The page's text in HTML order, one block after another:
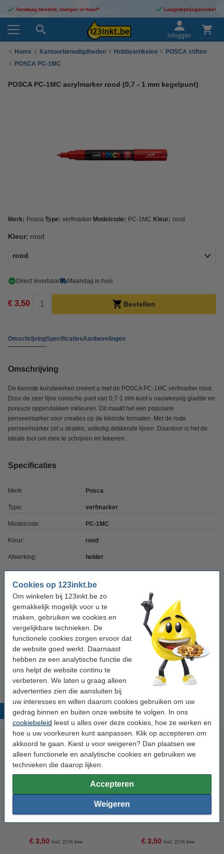
Cookies op 123inkt.be
Om winkelen bij 123inkt.be zo
gemakkelijk mogelijk voor u te
maken, gebruiken we cookies en
vergelijkbare technieken. De
functionele cookies zorgen ervoor dat
de website goed werkt. Daarnaast
hebben ze een analytische functie die
ons helpt de website continu te
verbeteren. We laten u graag alleen
advertenties zien die aansluiten bij
uw interesses en willen daarom cookies gebruiken om uw
gedrag binnen en buiten onze website te volgen. In ons
cookiebeleid leest u alles over deze cookies, hoe ze werken en
hoe u uw voorkeuren kunt aanpassen. Klik op accepteren om
akkoord te gaan. Kiest u voor weigeren? Dan plaatsen we
alleen functionele en analytische cookies en gebruiken we
technieken die daarop lijken.
Accepteren
Weigeren
Vandaag besteld, morgen in huis!* Laagsteprijsgarantie!
Inloggen
Home Kantoorbenodigdheden Hobbyartikelen
POSCA stiften
POSCA PC-1MC
POSCA PC-1MC acrylmarker rood (0,7 - 1 mm kegelpunt)
Merk: Posca Type: verfmarker Modelcode: PC-1MC Kleur: rood
Kleur: rood
rood
Direct leverbaar Maandag in huis
€ 3,50 Bestellen
OmschrijvingSpecificatiesAanbevelingen
Omschrijving
De kleinste kunstwerken creëert u met de POSCA PC-1MC verfmarker rood.
Door de zeer fijne conische punt van 0,7-1 mm kunt u nauwkeurig gladde en
poreuze oppervlakken inkleuren. Dit maakt het een populaire
penseelmarker voor creaties op de kleinste formaten. Met de rode
penseelmarker zet u strakke, volledig dekkende lijnen. Daardoor is het de
ideale tool om mee te schrijven en tekenen.
Specificaties
Merk: Posca
Type: verfmarker
Modelcode: PC-1MC
Kleur: rood
Afwerking: helder
Aantal: 1 stuk
Winstpakker! 11+1 gratis
Aanbieding: 12x POSCA PC-1MC acrylmarker
rood (0,7 - 1 mm kegelpunt)
€ 38,50
Populaire producten
POSCA PC-1MC acrylmarker
wit (0,7 - 1 mm kegelpunt)
€ 3,50 Incl. 21% btw
POSCA PC-1MC acrylmarker
geel (0,7 - 1 mm kegelpunt)
€ 3,50 Incl. 21% btw